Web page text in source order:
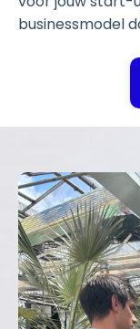
businessmodel